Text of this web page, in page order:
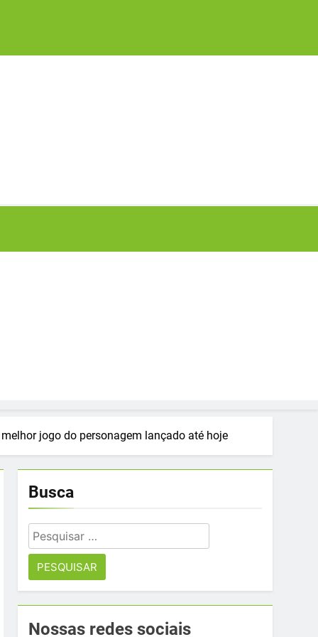
jogo do personagem lançado até hoje
Busca
Pesquisar
por:
Nossas redes sociais